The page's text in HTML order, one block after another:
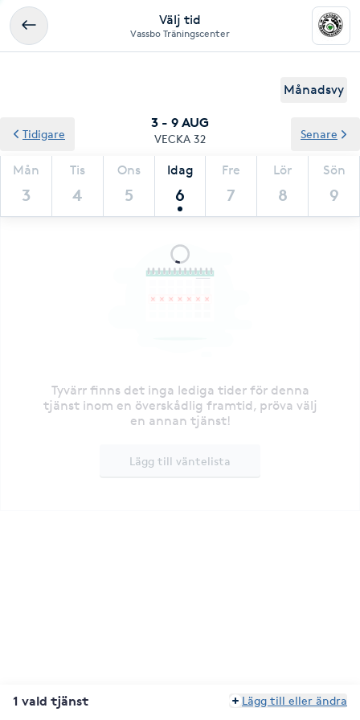
Välj tid
Vassbo Träningscenter
Månadsvy
3 - 9 AUG
VECKA 32
Mån
3
Tis
4
Ons
5
Idag
6
Fre
7
Lör
8
Sön
9
Tidigare Senare
Tyvärr finns det inga lediga tider för denna
tjänst inom en överskådlig framtid, pröva välj
en annan tjänst!
Lägg till väntelista
1 vald tjänst Lägg till eller ändra